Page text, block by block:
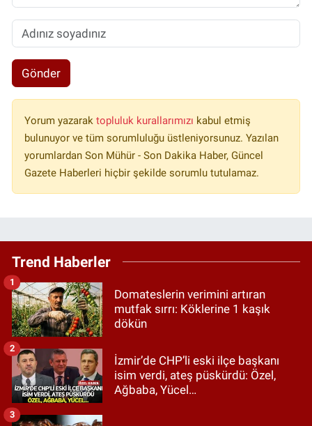
Gönder
Yorum yazarak topluluk kurallarımızı kabul etmiş
bulunuyor ve tüm sorumluluğu üstleniyorsunuz. Yazılan
yorumlardan Son Mühür - Son Dakika Haber, Güncel
Gazete Haberleri hiçbir şekilde sorumlu tutulamaz.
Trend Haberler
Domateslerin verimini artıran
mutfak sırrı: Köklerine 1 kaşık
dökün
1
İzmir’de CHP’li eski ilçe başkanı
isim verdi, ateş püskürdü: Özel,
Ağbaba, Yücel…
2
3